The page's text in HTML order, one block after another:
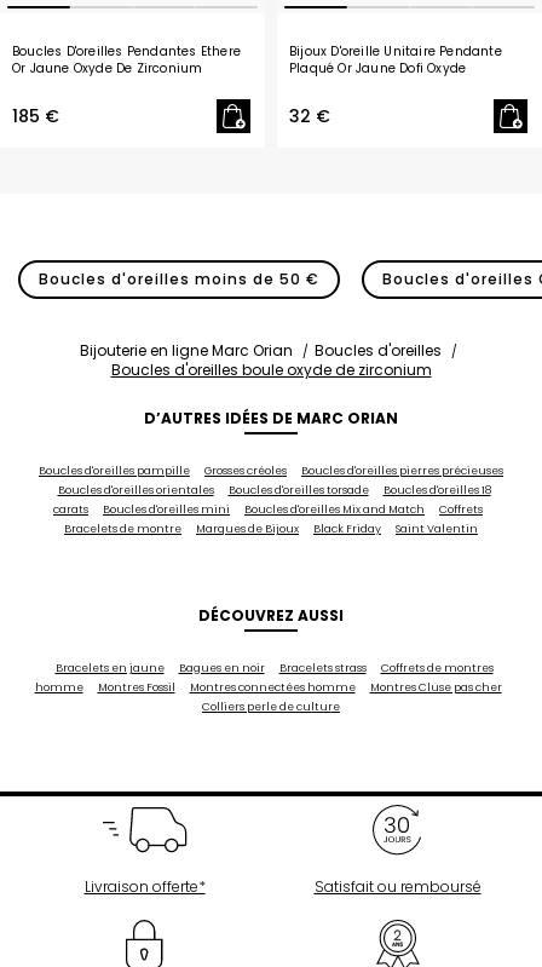
Boucles D'oreilles Pendantes Ethere
Or Jaune Oxyde De Zirconium
185 €
Bijoux D'oreille Unitaire Pendante
Plaqué Or Jaune Dofi Oxyde
32 €
Boucles d'oreilles moins de 50 € Boucles d'oreilles
Bijouterie en ligne Marc Orian
Boucles d'oreilles
Boucles d'oreilles boule oxyde de zirconium
D’AUTRES IDÉES DE MARC ORIAN
Boucles d'oreilles pampille Grosses créoles
Boucles d'oreilles pierres précieuses
Boucles d'oreilles orientales
Boucles d'oreilles torsade
Boucles d'oreilles 18
carats
Boucles d'oreilles mini Boucles d'oreilles Mix and Match
Coffrets
Bracelets de montre
Marques de Bijoux Black Friday Saint Valentin
DÉCOUVREZ AUSSI
Bracelets en jaune Bagues en noir Bracelets strass
Coffrets de montres
homme
Montres Fossil Montres connectées homme
Montres Cluse pas cher
Colliers perle de culture
Livraison offerte* Satisfait ou remboursé